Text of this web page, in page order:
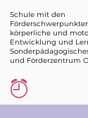
Schule mit den
körperliche und
Entwicklung und
und Förderzentrum